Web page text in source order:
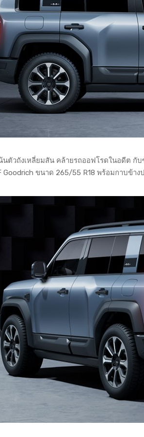
นตัวถังเหลี่ยมสัน คล้ายรถออฟโรดในอดีต กั
Goodrich ขนาด 265/55 R18 พร้อมกาบข้า